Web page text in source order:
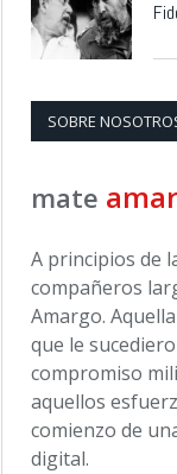
SOBRE
mate
A principios de
compañeros
Amargo.
que le
compromiso
aquellos
comienzo de
digital.